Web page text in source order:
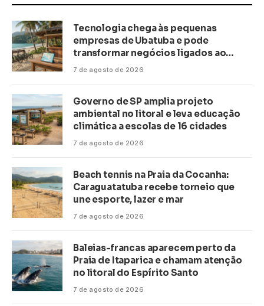
Tecnologia chega às pequenas
empresas de Ubatuba e pode
transformar negócios ligados ao
turismo no litoral
7 de agosto de 2026
Governo de SP amplia projeto
ambiental no litoral e leva educação
climática a escolas de 16 cidades
7 de agosto de 2026
Beach tennis na Praia da Cocanha:
Caraguatatuba recebe torneio que
une esporte, lazer e mar
7 de agosto de 2026
Baleias-francas aparecem perto da
Praia de Itaparica e chamam atenção
no litoral do Espírito Santo
7 de agosto de 2026